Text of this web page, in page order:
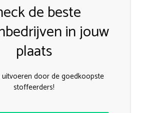
de beste
in jouw
plaats
uitvoeren door de goedkoopste
stoffeerders!